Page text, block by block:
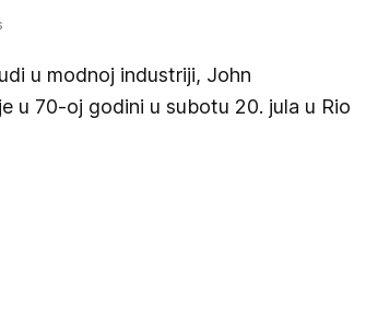
u modnoj industriji, John
u 70-oj godini u subotu 20. jula u Rio